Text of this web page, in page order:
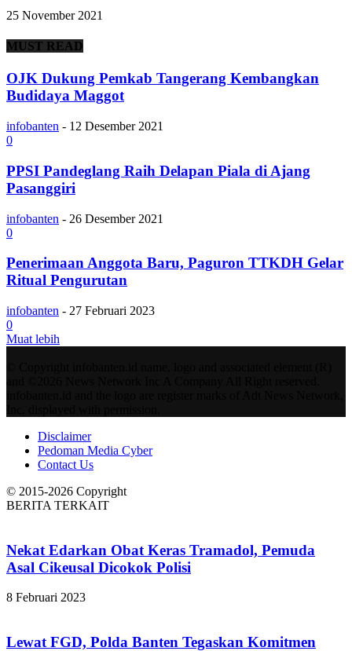
25 November 2021
MUST READ
OJK Dukung Pemkab Tangerang Kembangkan
Budidaya Maggot
infobanten - 12 Desember 2021
0
PPSI Pandeglang Raih Delapan Piala di Ajang
Pasanggiri
infobanten - 26 Desember 2021
0
Penerimaan Anggota Baru, Paguron TTKDH Gelar
Ritual Pengurutan
infobanten - 27 Februari 2023
0
Muat lebih
Disclaimer
Pedoman Media Cyber
Contact Us
© 2015-2026 Copyright
BERITA TERKAIT
Nekat Edarkan Obat Keras Tramadol, Pemuda
Asal Cikeusal Dicokok Polisi
8 Februari 2023
Lewat FGD, Polda Banten Tegaskan Komitmen